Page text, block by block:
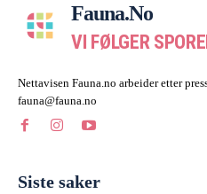
Fauna.no
VI FØLGER
Nettavisen Fauna.no arbeider etter
fauna@fauna.no
Siste saker